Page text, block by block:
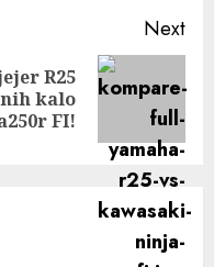
Next
R25
nih kalo
FI!